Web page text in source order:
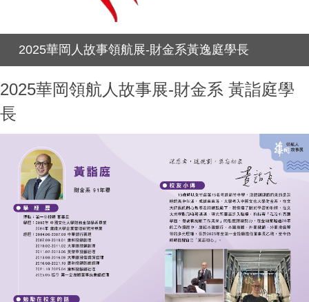
2025華岡人故事領航展-財金系黃逸庭學長
2025華岡領航人故事展-財金系 黃詣庭學
長